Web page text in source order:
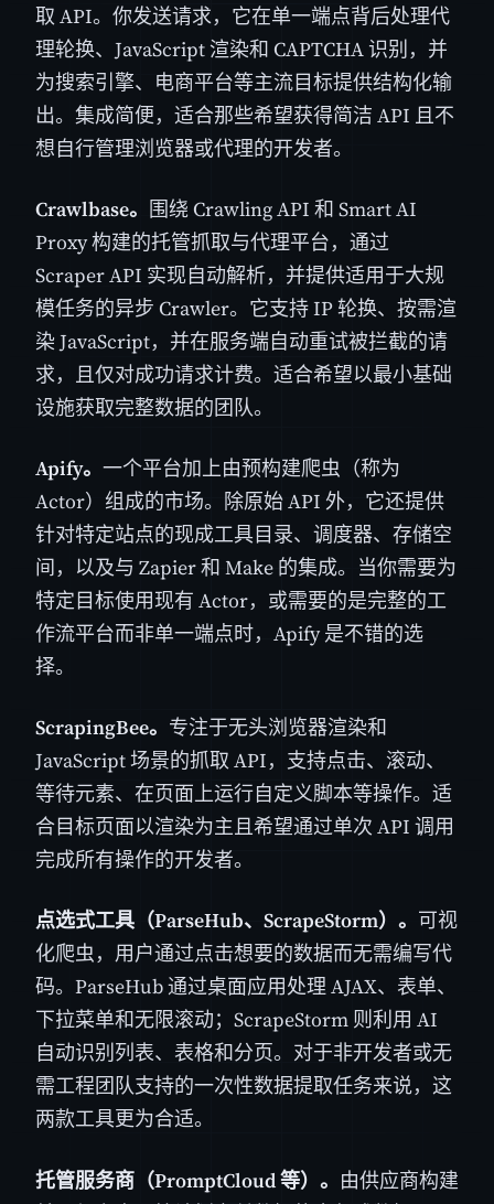
取 API。你发送请求，它在单一端点背后处理代
理轮换、JavaScript 渲染和 CAPTCHA 识别，并
为搜索引擎、电商平台等主流目标提供结构化输
出。集成简便，适合那些希望获得简洁 API 且不
想自行管理浏览器或代理的开发者。
Crawlbase。 围绕 Crawling API 和 Smart AI
Proxy 构建的托管抓取与代理平台，通过
Scraper API 实现自动解析，并提供适用于大规
模任务的异步 Crawler。它支持 IP 轮换、按需渲
染 JavaScript，并在服务端自动重试被拦截的请
求，且仅对成功请求计费。适合希望以最小基础
设施获取完整数据的团队。
Apify。 一个平台加上由预构建爬虫（称为
Actor）组成的市场。除原始 API 外，它还提供
针对特定站点的现成工具目录、调度器、存储空
间，以及与 Zapier 和 Make 的集成。当你需要为
特定目标使用现有 Actor，或需要的是完整的工
作流平台而非单一端点时，Apify 是不错的选
择。
ScrapingBee。 专注于无头浏览器渲染和
JavaScript 场景的抓取 API，支持点击、滚动、
等待元素、在页面上运行自定义脚本等操作。适
合目标页面以渲染为主且希望通过单次 API 调用
完成所有操作的开发者。
点选式工具（ParseHub、ScrapeStorm）。 可视
化爬虫，用户通过点击想要的数据而无需编写代
码。ParseHub 通过桌面应用处理 AJAX、表单、
下拉菜单和无限滚动；ScrapeStorm 则利用 AI
自动识别列表、表格和分页。对于非开发者或无
需工程团队支持的一次性数据提取任务来说，这
两款工具更为合适。
托管服务商（PromptCloud 等）。 由供应商构建